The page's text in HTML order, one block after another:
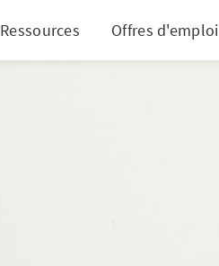
Ressources Offres d'emploi